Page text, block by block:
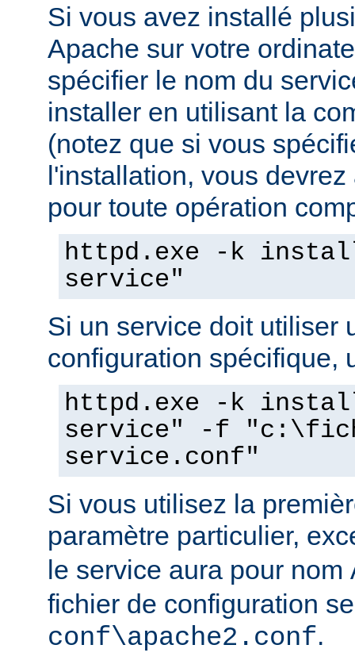
Si vous avez installé
Apache sur votre
spécifier le nom du
installer en utilisant la
(notez que si vous
l'installation, vous
pour toute opération
httpd.exe -k
service"
Si un service doit utiliser
configuration spécifique,
httpd.exe -k
service" -f
service.conf"
Si vous utilisez la
paramètre particulier,
le service aura pour nom
fichier de configuration
conf\apache2.conf.